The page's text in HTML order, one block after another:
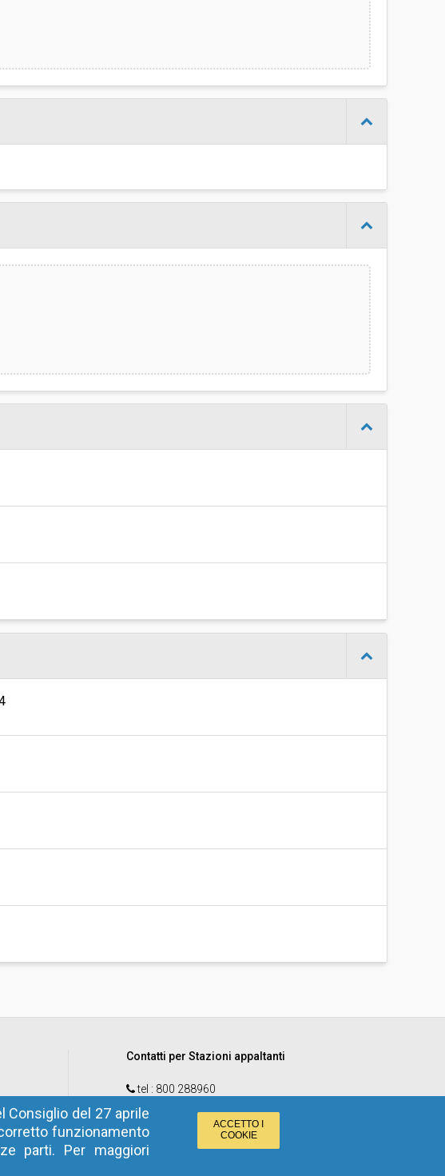
Contatti per Stazioni appaltanti
tel : 800 288960
email
e-procurement@provincia.bz.it
Consiglio del 27 aprile
funzionamento
parti. Per maggiori
ACCETTO I
COOKIE